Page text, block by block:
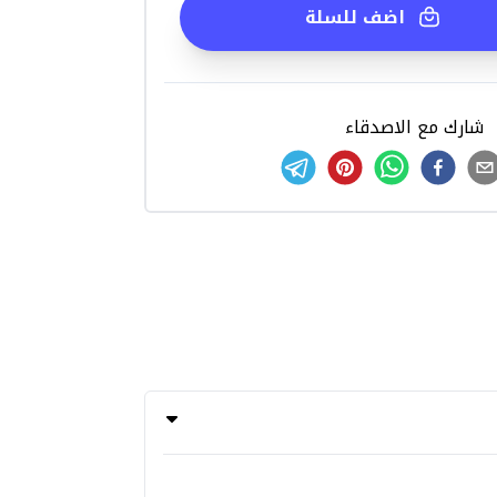
اضف للسلة
شارك مع الاصدقاء